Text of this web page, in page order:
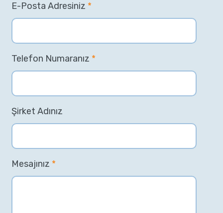
E-Posta Adresiniz *
Telefon Numaranız *
Şirket Adınız
Mesajınız *